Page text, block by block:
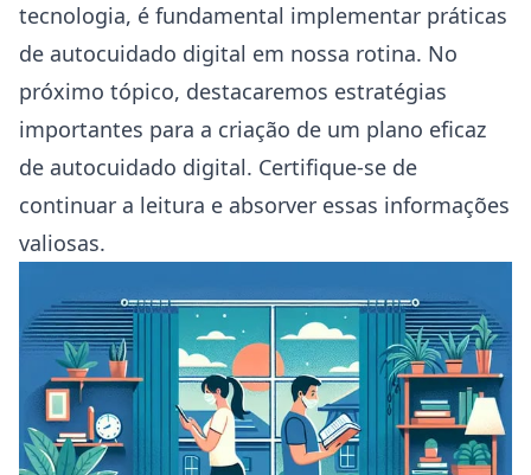
tecnologia, é fundamental implementar práticas
de autocuidado digital em nossa rotina. No
próximo tópico, destacaremos estratégias
importantes para a criação de um plano eficaz
de autocuidado digital. Certifique-se de
continuar a leitura e absorver essas informações
valiosas.